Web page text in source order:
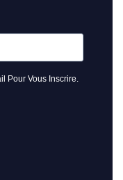
Pour Vous Inscrire.